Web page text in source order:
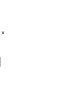
*Obligatorio